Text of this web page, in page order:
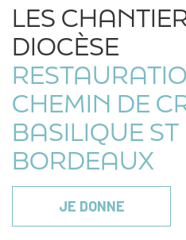
LES
DIOCÈSE
CHEMIN DE
BASILIQUE
BORDEAUX
JE DONNE